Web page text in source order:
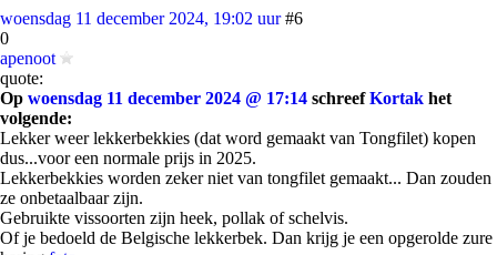
woensdag 11 december 2024, 19:02 uur #6
0
apenoot
quote:
Op woensdag 11 december 2024 @ 17:14 schreefKortak het
volgende:
Lekker weer lekkerbekkies (dat word gemaakt van Tongfilet) kopen
dus...voor een normale prijs in 2025.
Lekkerbekkies worden zeker niet van tongfilet gemaakt... Dan zouden
ze onbetaalbaar zijn.
Gebruikte vissoorten zijn heek, pollak of schelvis.
Of je bedoeld de Belgische lekkerbek. Dan krijg je een opgerolde zure